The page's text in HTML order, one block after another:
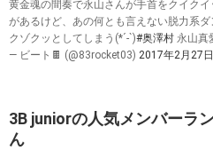
黄金魂の間奏で永山さんが手首をクイク
があるけど、あの何とも言えない脱力系
クゾクッとしてしまう(*´-`)#奥澤村 永山真
— ビート🍫 (@83rocket03) 2017年2月27日
3B juniorの人気メンバーラ
ん